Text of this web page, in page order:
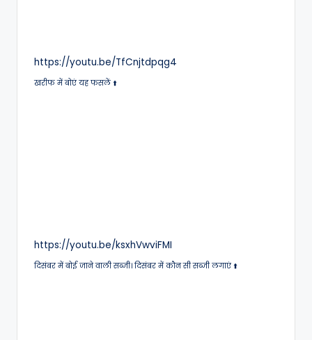
https://youtu.be/TfCnjtdpqg4
खरीफ में बोएं यह फसलें ⬆️
https://youtu.be/ksxhVwviFMI
दिसंबर में बोई जाने वाली सब्जी। दिसंबर में कौन सी सब्जी लगाएं ⬆️